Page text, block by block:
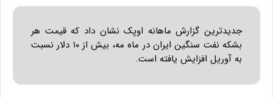
جدیدترین گزارش ماهانه اوپک نشان داد که قیمت هر
بشکه نفت سنگین ایران در ماه مه، بیش از ۱۰ دلار نسبت
به آوریل افزایش یافته است.